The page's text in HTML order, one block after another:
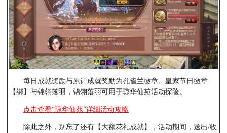
每日成就奖励与累计成就奖励为孔雀兰徽章、皇家节日徽章
【绑】与锦翎落羽，锦翎落羽可用于琼华仙苑活动探险。
点击查看“琼华仙苑”详细活动攻略
除此之外，别忘了还有【大额花礼成就】，活动期间，送出/收